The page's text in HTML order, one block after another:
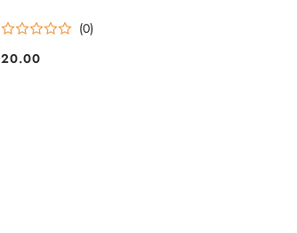
(0)
Cena:
20.00